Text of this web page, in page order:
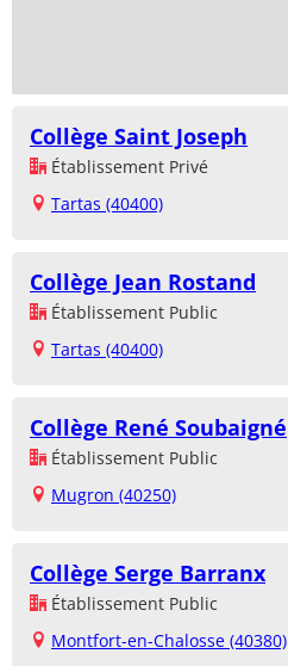
Collège Saint Joseph
Établissement Privé
Tartas (40400)
Collège Jean Rostand
Établissement Public
Tartas (40400)
Collège René Soubaigné
Établissement Public
Mugron (40250)
Collège Serge Barranx
Établissement Public
Montfort-en-Chalosse (40380)